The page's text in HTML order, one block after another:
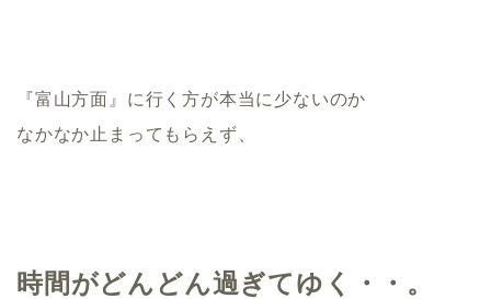
『富山方面』に行く方が本当に少ないのか
なかなか止まってもらえず、
時間がどんどん過ぎてゆく・・。